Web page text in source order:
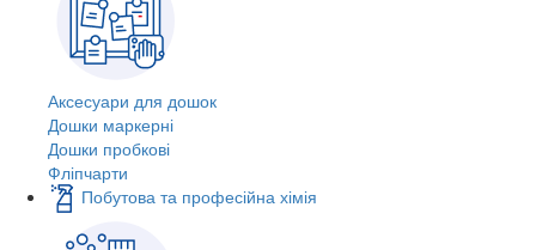
Аксесуари для дошок
Дошки маркерні
Дошки пробкові
Фліпчарти
Побутова та професійна хімія